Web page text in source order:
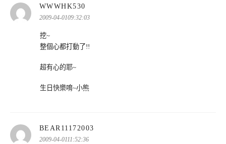
WWWHK530
示:
2009-04-0109:32:03
挖~
整個心都打動了!!
超有心的耶~
生日快樂唷~小熊
BEAR11172003
2009-04-0111:52:36